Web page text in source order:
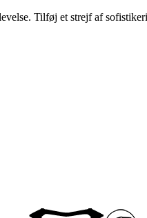
Tilføj et strejf af